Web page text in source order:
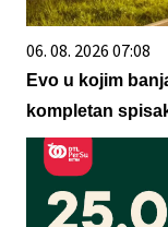
06. 08. 2026 07:08
Evo u kojim
kompletan